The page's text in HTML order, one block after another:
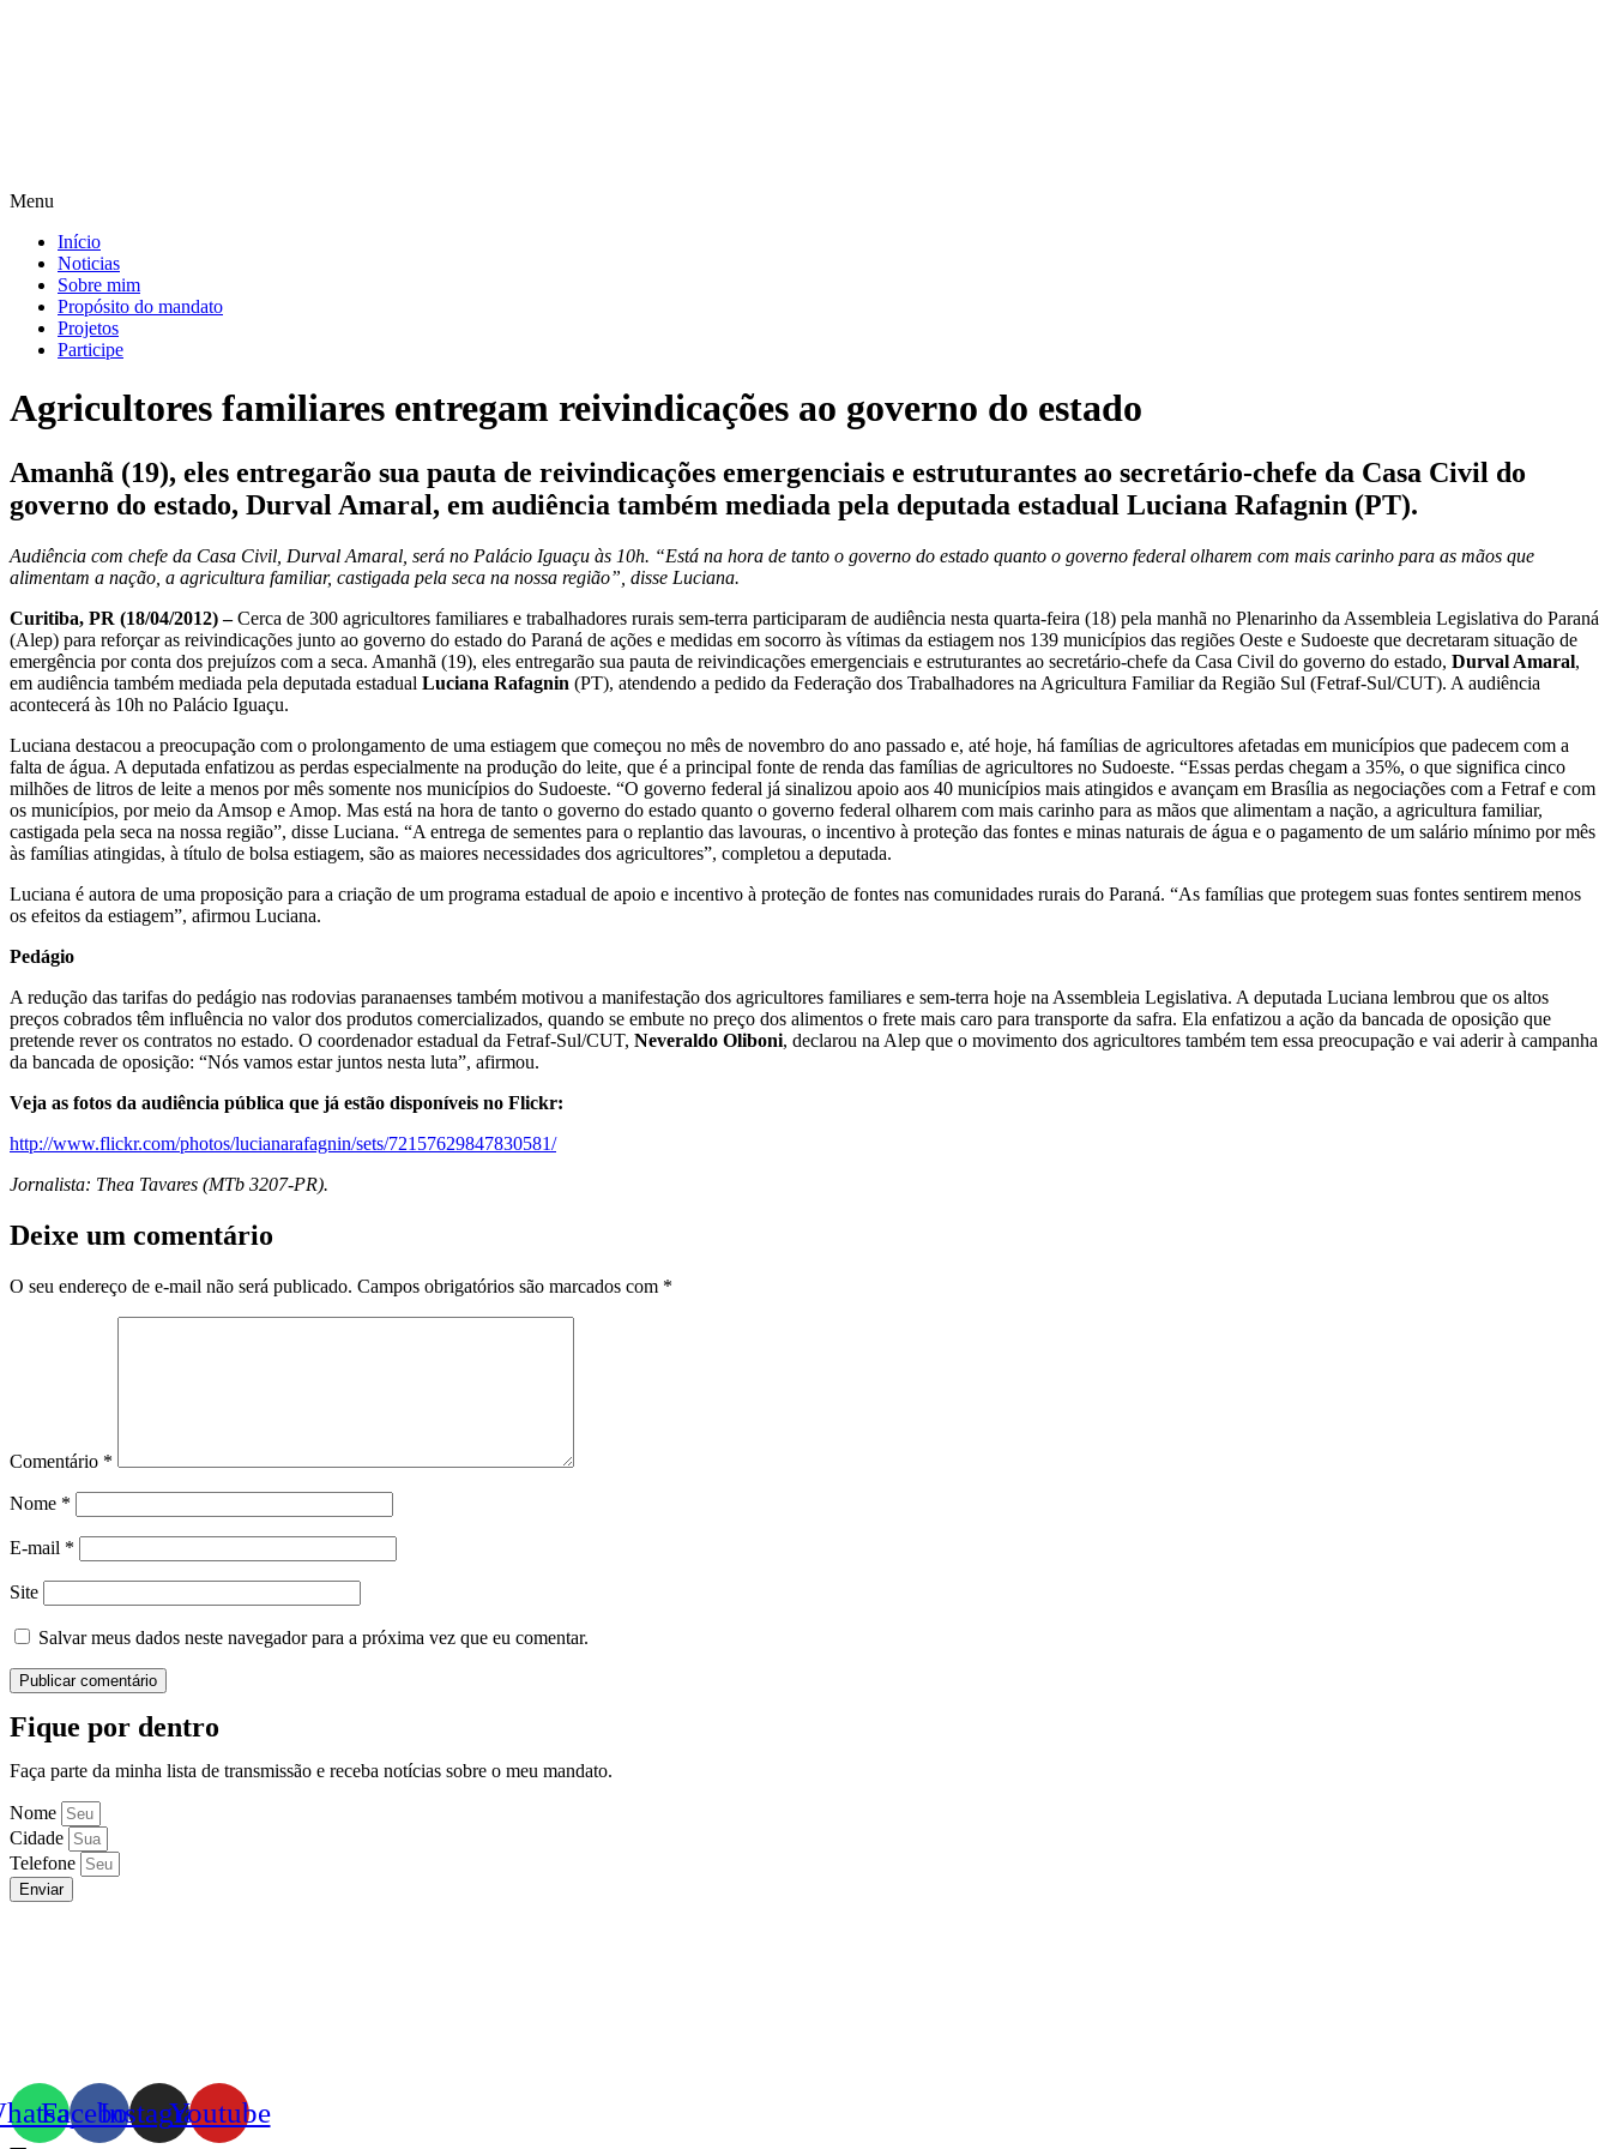
Menu
Início
Noticias
Sobre mim
Propósito do mandato
Projetos
Participe
Agricultores familiares entregam reivindicações ao governo do estado
Amanhã (19), eles entregarão sua pauta de reivindicações emergenciais e estruturantes ao secretário-chefe da Casa Civil do
governo do estado, Durval Amaral, em audiência também mediada pela deputada estadual Luciana Rafagnin (PT).
Audiência com chefe da Casa Civil, Durval Amaral, será no Palácio Iguaçu às 10h. “Está na hora de tanto o governo do estado quanto o governo federal olharem com mais carinho para as mãos que
alimentam a nação, a agricultura familiar, castigada pela seca na nossa região”, disse Luciana.
Curitiba, PR (18/04/2012) –Cerca de 300 agricultores familiares e trabalhadores rurais sem-terra participaram de audiência nesta quarta-feira (18) pela manhã no Plenarinho da Assembleia Legislativa do Paraná
(Alep) para reforçar as reivindicações junto ao governo do estado do Paraná de ações e medidas em socorro às vítimas da estiagem nos 139 municípios das regiões Oeste e Sudoeste que decretaram situação de
emergência por conta dos prejuízos com a seca. Amanhã (19), eles entregarão sua pauta de reivindicações emergenciais e estruturantes ao secretário-chefe da Casa Civil do governo do estado, Durval Amaral,
em audiência também mediada pela deputada estadual Luciana Rafagnin (PT), atendendo a pedido da Federação dos Trabalhadores na Agricultura Familiar da Região Sul (Fetraf-Sul/CUT). A audiência
acontecerá às 10h no Palácio Iguaçu.
Luciana destacou a preocupação com o prolongamento de uma estiagem que começou no mês de novembro do ano passado e, até hoje, há famílias de agricultores afetadas em municípios que padecem com a
falta de água. A deputada enfatizou as perdas especialmente na produção do leite, que é a principal fonte de renda das famílias de agricultores no Sudoeste. “Essas perdas chegam a 35%, o que significa cinco
milhões de litros de leite a menos por mês somente nos municípios do Sudoeste. “O governo federal já sinalizou apoio aos 40 municípios mais atingidos e avançam em Brasília as negociações com a Fetraf e com
os municípios, por meio da Amsop e Amop. Mas está na hora de tanto o governo do estado quanto o governo federal olharem com mais carinho para as mãos que alimentam a nação, a agricultura familiar,
castigada pela seca na nossa região”, disse Luciana. “A entrega de sementes para o replantio das lavouras, o incentivo à proteção das fontes e minas naturais de água e o pagamento de um salário mínimo por mês
às famílias atingidas, à título de bolsa estiagem, são as maiores necessidades dos agricultores”, completou a deputada.
Luciana é autora de uma proposição para a criação de um programa estadual de apoio e incentivo à proteção de fontes nas comunidades rurais do Paraná. “As famílias que protegem suas fontes sentirem menos
os efeitos da estiagem”, afirmou Luciana.
Pedágio
A redução das tarifas do pedágio nas rodovias paranaenses também motivou a manifestação dos agricultores familiares e sem-terra hoje na Assembleia Legislativa. A deputada Luciana lembrou que os altos
preços cobrados têm influência no valor dos produtos comercializados, quando se embute no preço dos alimentos o frete mais caro para transporte da safra. Ela enfatizou a ação da bancada de oposição que
pretende rever os contratos no estado. O coordenador estadual da Fetraf-Sul/CUT, Neveraldo Oliboni, declarou na Alep que o movimento dos agricultores também tem essa preocupação e vai aderir à campanha
da bancada de oposição: “Nós vamos estar juntos nesta luta”, afirmou.
Veja as fotos da audiência pública que já estão disponíveis no Flickr:
http://www.flickr.com/photos/lucianarafagnin/sets/72157629847830581/
Jornalista: Thea Tavares (MTb 3207-PR).
Deixe um comentário
O seu endereço de e-mail não será publicado. Campos obrigatórios são marcados com *
Comentário *
Nome *
E-mail *
Site
Salvar meus dados neste navegador para a próxima vez que eu comentar.
Fique por dentro
Faça parte da minha lista de transmissão e receba notícias sobre o meu mandato.
Nome
Cidade
Telefone
Enviar
FacebookInstagramYoutube